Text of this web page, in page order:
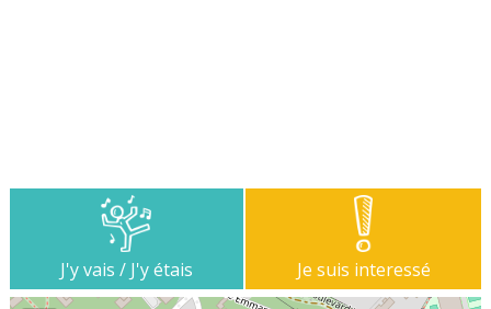
J'y vais / J'y étais Je suis interessé